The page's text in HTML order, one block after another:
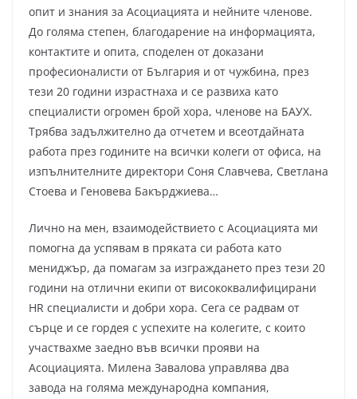
опит и знания за Асоциацията и нейните членове.
До голяма степен, благодарение на информацията,
контактите и опита, споделен от доказани
професионалисти от България и от чужбина, през
тези 20 години израстнаха и се развиха като
специалисти огромен брой хора, членове на БАУХ.
Трябва задължително да отчетем и всеотдайната
работа през годините на всички колеги от офиса, на
изпълнителните директори Соня Славчева, Светлана
Стоева и Геновева Бакърджиева…
Лично на мен, взаимодействието с Асоциацията ми
помогна да успявам в пряката си работа като
мениджър, да помагам за изграждането през тези 20
години на отлични екипи от висококвалифицирани
HR специалисти и добри хора. Сега се радвам от
сърце и се гордея с успехите на колегите, с които
участвахме заедно във всички прояви на
Асоциацията. Милена Завалова управлява два
завода на голяма международна компания,